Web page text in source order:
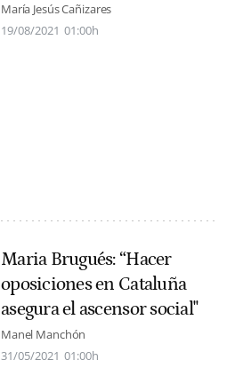
María Jesús Cañizares
19/08/2021 01:00h
Maria Brugués: “Hacer
oposiciones en Cataluña
asegura el ascensor social"
Manel Manchón
31/05/2021 01:00h